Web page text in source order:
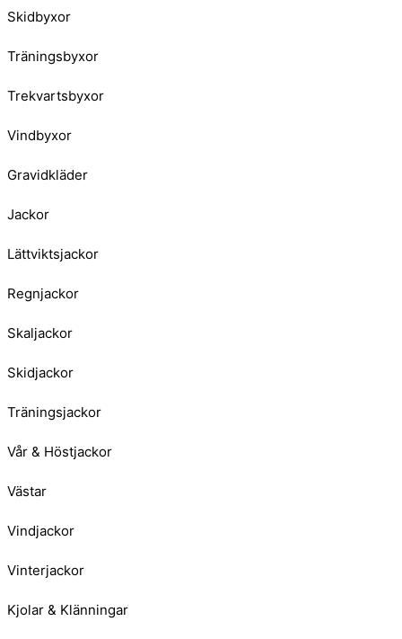
Skidbyxor
Träningsbyxor
Trekvartsbyxor
Vindbyxor
Gravidkläder
Jackor
Lättviktsjackor
Regnjackor
Skaljackor
Skidjackor
Träningsjackor
Vår & Höstjackor
Västar
Vindjackor
Vinterjackor
Kjolar & Klänningar